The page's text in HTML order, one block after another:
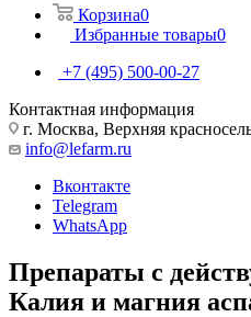
Корзина0
Избранные товары0
+7 (495) 500-00-27
Контактная информация
г. Москва, Верхняя
info@lefarm.ru
Вконтакте
Telegram
WhatsApp
Препараты с
Калия и магния